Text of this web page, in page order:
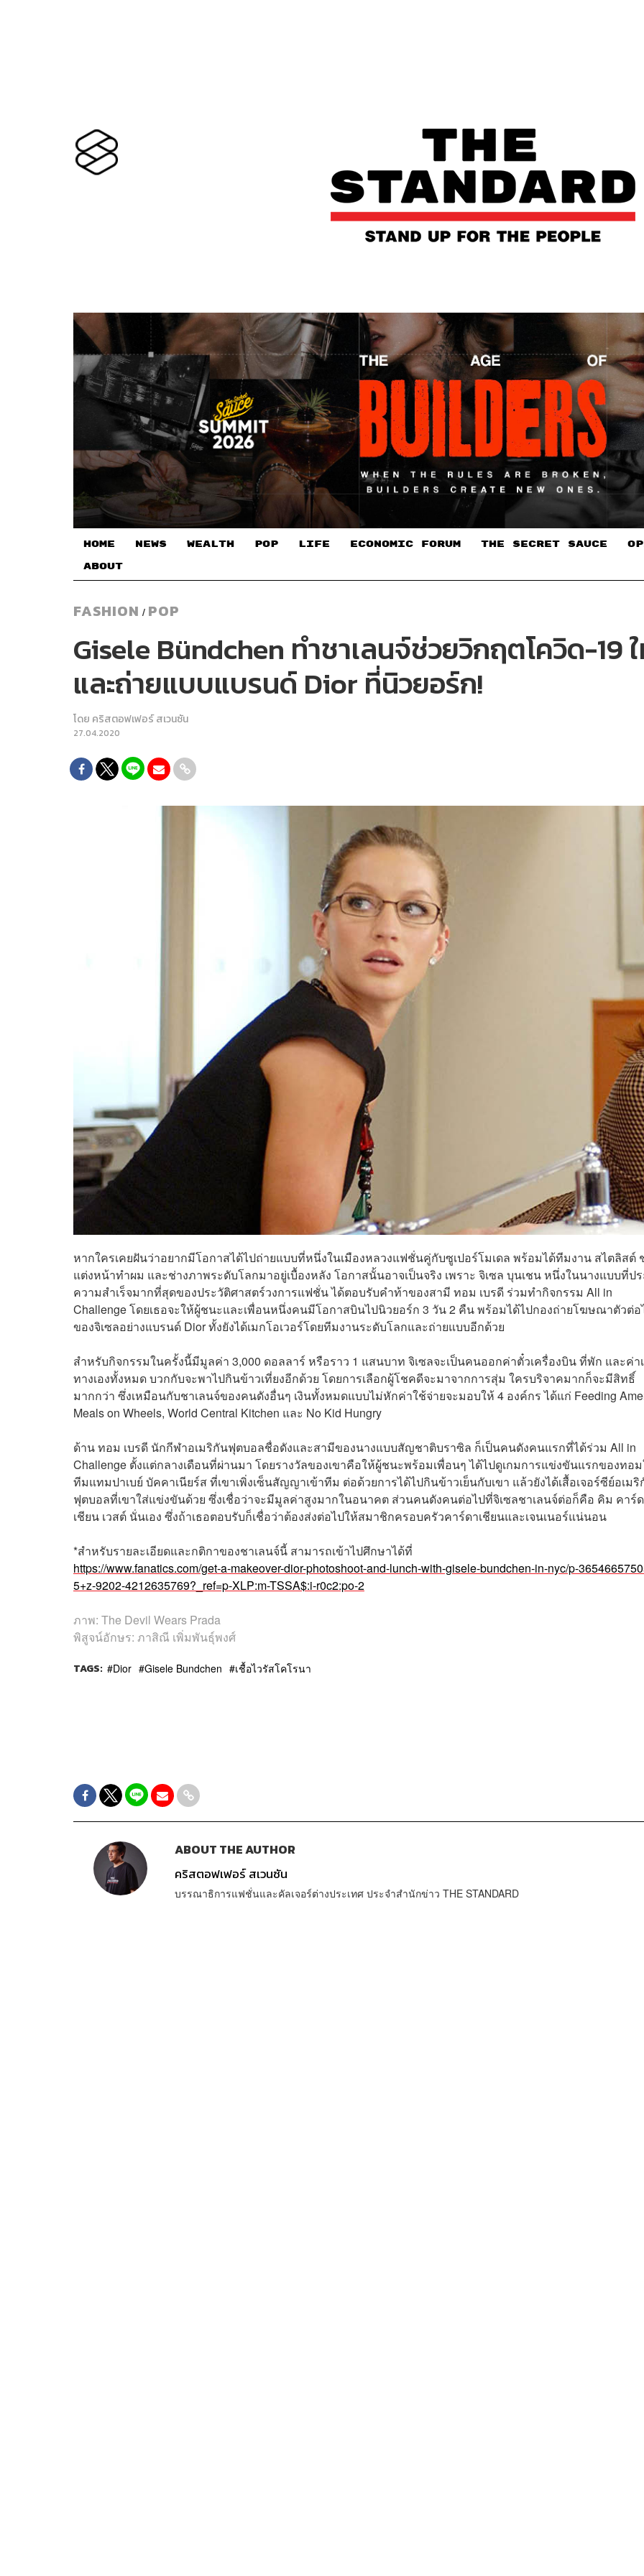
HOME NEWS WEALTH POP LIFE ECONOMIC FORUM THE SECRET SAUCE​
ABOUT
FASHION / POP
Gisele Bündchen ทำชาเลนจ์ช่วยวิกฤตโควิด-19 ใ
และถ่ายแบบแบรนด์ Dior ที่นิวยอร์ก!
โดย คริสตอฟเฟอร์ สเวนซัน
27.04.2020
หากใครเคยฝันว่าอยากมีโอกาสได้ไปถ่ายแบบที่หนึ่งในเมืองหลวงแฟชั่นคู่กับซูเปอร์โมเดล พร้อมได้ทีมงาน สไตลิสต์
แต่งหน้าทำผม และช่างภาพระดับโลกมาอยู่เบื้องหลัง โอกาสนั้นอาจเป็นจริง เพราะ จิเซล บุนเชน หนึ่งในนางแบบที่ป
ความสำเร็จมากที่สุดของประวัติศาสตร์วงการแฟชั่น ได้ตอบรับคำท้าของสามี ทอม เบรดี ร่วมทำกิจกรรม All in
Challenge โดยเธอจะให้ผู้ชนะและเพื่อนหนึ่งคนมีโอกาสบินไปนิวยอร์ก 3 วัน 2 คืน พร้อมได้ไปกองถ่ายโฆษณาตัวต่อ
ของจิเซลอย่างแบรนด์ Dior ทั้งยังได้เมกโอเวอร์โดยทีมงานระดับโลกและถ่ายแบบอีกด้วย
สำหรับกิจกรรมในครั้งนี้มีมูลค่า 3,000 ดอลลาร์ หรือราว 1 แสนบาท จิเซลจะเป็นคนออกค่าตั๋วเครื่องบิน ที่พัก และค่า
ทางเองทั้งหมด บวกกับจะพาไปกินข้าวเที่ยงอีกด้วย โดยการเลือกผู้โชคดีจะมาจากการสุ่ม ใครบริจาคมากก็จะมีสิทธิ์
มากกว่า ซึ่งเหมือนกับชาเลนจ์ของคนดังอื่นๆ เงินทั้งหมดแบบไม่หักค่าใช้จ่ายจะมอบให้ 4 องค์กร ได้แก่ Feeding
Meals on Wheels, World Central Kitchen และ No Kid Hungry
ด้าน ทอม เบรดี นักกีฬาอเมริกันฟุตบอลชื่อดังและสามีของนางแบบสัญชาติบราซิล ก็เป็นคนดังคนแรกที่ได้ร่วม All in
Challenge ตั้งแต่กลางเดือนที่ผ่านมา โดยรางวัลของเขาคือให้ผู้ชนะพร้อมเพื่อนๆ ได้ไปดูเกมการแข่งขันแรกของทอ
ทีมแทมปาเบย์ บัคคาเนียร์ส ที่เขาเพิ่งเซ็นสัญญาเข้าทีม ต่อด้วยการได้ไปกินข้าวเย็นกับเขา แล้วยังได้เสื้อเจอร์ซีย์อเม
ฟุตบอลที่เขาใส่แข่งขันด้วย ซึ่งเชื่อว่าจะมีมูลค่าสูงมากในอนาคต ส่วนคนดังคนต่อไปที่จิเซลชาเลนจ์ต่อก็คือ คิม คาร์
เชียน เวสต์ นั่นเอง ซึ่งถ้าเธอตอบรับก็เชื่อว่าต้องส่งต่อไปให้สมาชิกครอบครัวคาร์ดาเชียนและเจนเนอร์แน่นอน
*สำหรับรายละเอียดและกติกาของชาเลนจ์นี้ สามารถเข้าไปศึกษาได้ที่
https://www.fanatics.com/get-a-makeover-dior-photoshoot-and-lunch-with-gisele-bundchen-in-nyc/p-
5+z-9202-4212635769?_ref=p-XLP:m-TSSA$:i-r0c2:po-2
ภาพ: The Devil Wears Prada
พิสูจน์อักษร: ภาสิณี เพิ่มพันธุ์พงศ์
TAGS: Dior Gisele Bundchen เชื้อไวรัสโคโรนา
ABOUT THE AUTHOR
คริสตอฟเฟอร์ สเวนซัน
บรรณาธิการแฟชั่นและคัลเจอร์ต่างประเทศ ประจำสำนักข่าว THE STANDARD